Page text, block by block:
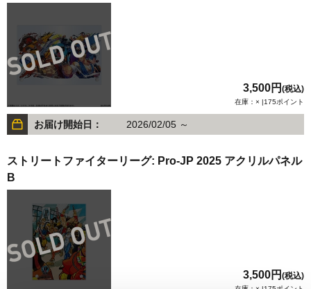
3,500円 (税込)
在庫：× |175ポイント
お届け開始日： 2026/02/05 ～
ストリートファイターリーグ: Pro-JP 2025 アクリルパネル
B
3,500円 (税込)